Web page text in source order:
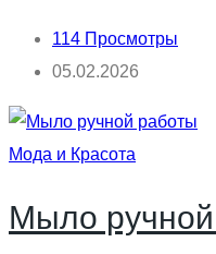
114 Просмотры
05.02.2026
Мода и Красота
Мыло